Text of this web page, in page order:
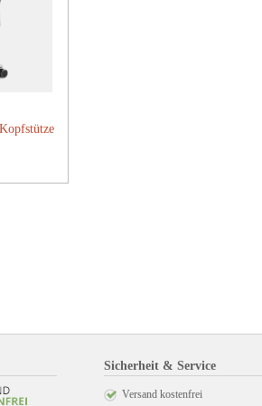
Sicherheit & Service
Versand kostenfrei